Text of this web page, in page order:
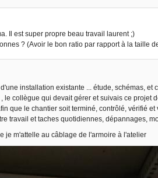
Il est super propre beau travail laurent ;)
? (Avoir le bon ratio par rapport à la taille
installation existante ... étude, schémas,
le collègue qui devait gérer et suivais ce projet
que le chantier soit terminé, contrôlé, vérifié
travail et taches quotidiennes, dépannages,
je m'attelle au câblage de l'armoire à l'atelier